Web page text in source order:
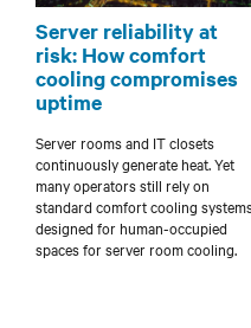
Server reliability at
risk: How comfort
cooling compromises
uptime
Server rooms and IT closets
continuously generate heat. Yet
many operators still rely on
standard comfort cooling
designed for human-occupied
spaces for server room cooling.